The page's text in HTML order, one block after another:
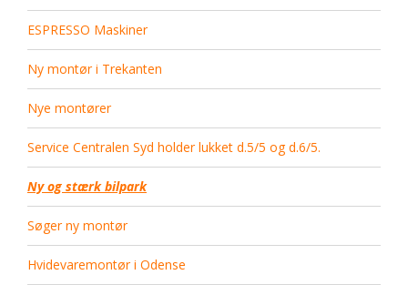
ESPRESSO Maskiner
Ny montør i Trekanten
Nye montører
Service Centralen Syd holder lukket d.5/5 og d.6/5.
Ny og stærk bilpark
Søger ny montør
Hvidevaremontør i Odense